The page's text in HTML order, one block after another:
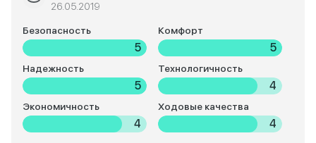
26.05.2019
Безопасность
5
Комфорт
5
Надежность
5
Технологичность
4
Экономичность
4
Ходовые качества
4